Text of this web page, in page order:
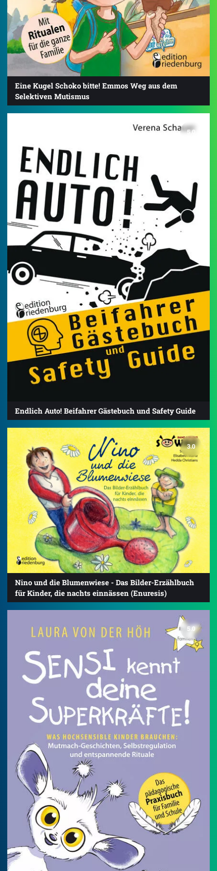
Eine Kugel Schoko bitte! Emmos Weg aus dem
Selektiven Mutismus
5.0
Endlich Auto! Beifahrer Gästebuch und Safety Guide
3.0
Nino und die Blumenwiese - Das Bilder-Erzählbuch
für Kinder, die nachts einnässen (Enuresis)
5.0